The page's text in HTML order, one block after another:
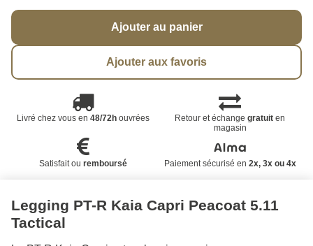
Ajouter au panier
Ajouter aux favoris
Livré chez vous en 48/72houvrées Retour et échangegratuit en
magasin
Satisfait ou remboursé Paiement sécurisé en 2x, 3x ou 4x
Legging PT-R Kaia Capri Peacoat 5.11
Tactical